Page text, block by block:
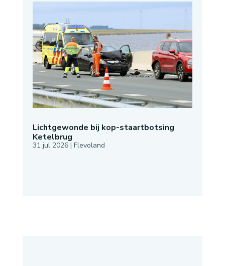
Lichtgewonde bij kop-staartbotsing
Ketelbrug
31 jul 2026| Flevoland